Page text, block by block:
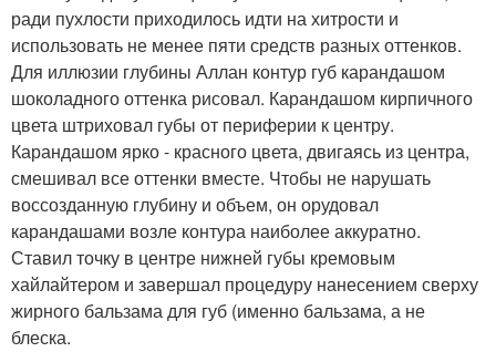
ради пухлости приходилось идти на хитрости и
использовать не менее пяти средств разных оттенков.
Для иллюзии глубины Аллан контур губ карандашом
шоколадного оттенка рисовал. Карандашом кирпичного
цвета штриховал губы от периферии к центру.
Карандашом ярко - красного цвета, двигаясь из центра,
смешивал все оттенки вместе. Чтобы не нарушать
воссозданную глубину и объем, он орудовал
карандашами возле контура наиболее аккуратно.
Ставил точку в центре нижней губы кремовым
хайлайтером и завершал процедуру нанесением сверху
жирного бальзама для губ (именно бальзама, а не
блеска.